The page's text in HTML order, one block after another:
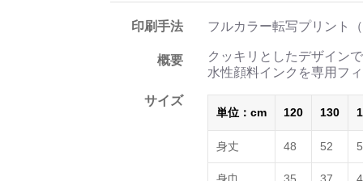
印刷手法 フルカラー転写プリント
概要
クッキリとしたデザイン
水性顔料インクを専用フ
サイズ
単位：cm 120 130
身丈 48 52